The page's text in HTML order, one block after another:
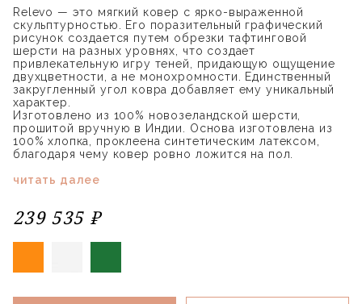
Relevo — это мягкий ковер с ярко-выраженной
скульптурностью. Его поразительный графический
рисунок создается путем обрезки тафтинговой
шерсти на разных уровнях, что создает
привлекательную игру теней, придающую ощущение
двухцветности, а не монохромности. Единственный
закругленный угол ковра добавляет ему уникальный
характер.
Изготовлено из 100% новозеландской шерсти,
прошитой вручную в Индии. Основа изготовлена из
100% хлопка, проклеена синтетическим латексом,
благодаря чему ковер ровно ложится на пол.
читать далее
239 535 ₽